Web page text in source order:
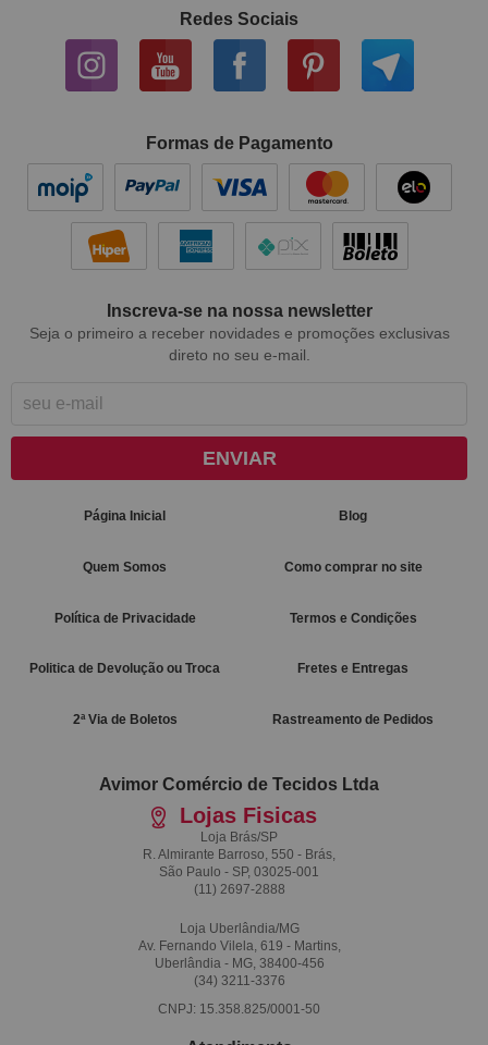
Redes Sociais
Formas de Pagamento
Inscreva-se na nossa newsletter
Seja o primeiro a receber novidades e promoções exclusivas
direto no seu e-mail.
ENVIAR
Página Inicial Blog
Quem Somos Como comprar no site
Política de Privacidade Termos e Condições
Politica de Devolução ou Troca Fretes e Entregas
2ª Via de Boletos Rastreamento de Pedidos
Avimor Comércio de Tecidos Ltda
Lojas Fisicas
Loja Brás/SP
R. Almirante Barroso, 550 - Brás,
São Paulo - SP, 03025-001
(11) 2697-2888
Loja Uberlândia/MG
Av. Fernando Vilela, 619 - Martins,
Uberlândia - MG, 38400-456
(34) 3211-3376
CNPJ: 15.358.825/0001-50